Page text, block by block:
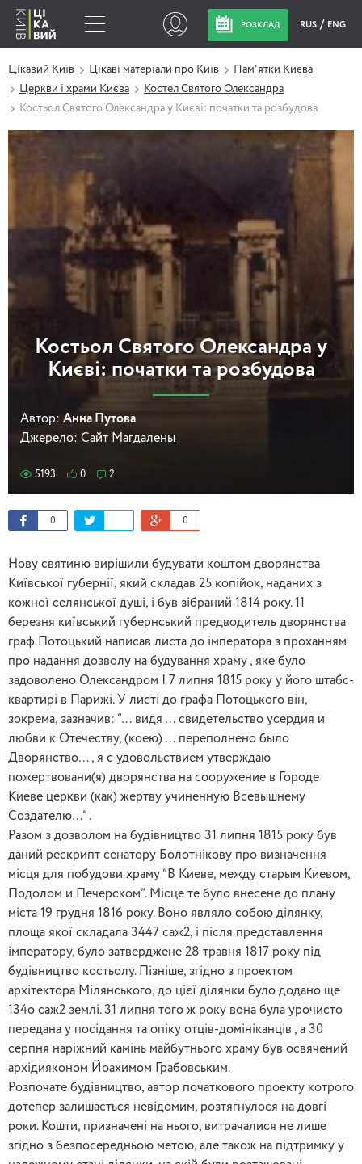
РОЗКЛАД RUS ENG
Цікавий Київ Цікаві матеріали про Київ
Пам'ятки Києва
Церкви і храми Києва
Костел Святого Олександра
Костьол Святого Олександра у Києві: початки та розбудова
Костьол Святого Олександра у
Києві: початки та розбудова
Автор: Анна Путова
Джерело: Сайт Магдалены
5193 0 2
0 0
Нову святиню вирішили будувати коштом дворянства
Київської губернії, який складав 25 копійок, наданих з
кожної селянської душі, і був зібраний 1814 року. 11
березня київський губернський предводитель дворянства
граф Потоцький написав листа до імператора з проханням
про надання дозволу на будування храму , яке було
задоволено Олександром І 7 липня 1815 року у його штабс-
квартирі в Парижі. У листі до графа Потоцького він,
зокрема, зазначив: “… видя … свидетельство усердия и
любви к Отечеству, (коею) … переполнено было
Дворянство…, я с удовольствием утверждаю
пожертвовани(я) дворянства на сооружение в Городе
Киеве церкви (как) жертву учиненную Всевышнему
Создателю…” .
Разом з дозволом на будівництво 31 липня 1815 року був
даний рескрипт сенатору Болотнікову про визначення
місця для побудови храму “В Киеве, между старым Киевом,
Подолом и Печерском”. Місце те було внесене до плану
міста 19 грудня 1816 року. Воно являло собою ділянку,
площа якої складала 3447 саж2, і після представлення
імператору, було затверджене 28 травня 1817 року під
будівництво костьолу. Пізніше, згідно з проектом
архітектора Мілянського, до цієї ділянки було додано ще
134о саж2 землі. 31 липня того ж року вона була урочисто
передана у посідання та опіку отців-домініканців , а 30
серпня наріжний камінь майбутнього храму був освячений
архідияконом Йоахимом Грабовським.
Розпочате будівництво, автор початкового проекту котрого
дотепер залишається невідомим, розтягнулося на довгі
роки. Кошти, призначені на нього, витрачалися не лише
згідно з безпосередньою метою, але також на підтримку у